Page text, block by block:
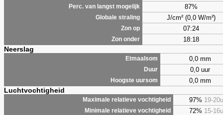
Perc. van langst mogelijk 87%
Globale straling J/cm² (0,0 W/m²)
Zon op 07:24
Zon onder 18:18
Neerslag
Etmaalsom 0,0 mm
Duur 0,0 uur
Hoogste uursom 0,0 mm
Luchtvochtigheid
Maximale relatieve vochtigheid 97% 19-20u
Minimale relatieve vochtigheid 72% 15-16u